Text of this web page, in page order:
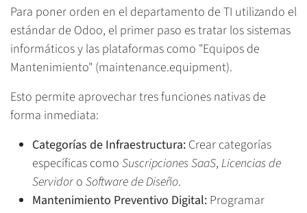
Para poner orden en el departamento de TI utilizando el
estándar de Odoo, el primer paso es tratar los sistemas
informáticos y las plataformas como "Equipos de
Mantenimiento" (maintenance.equipment).
Esto permite aprovechar tres funciones nativas de
forma inmediata:
Categorías de Infraestructura: Crear categorías
específicas como Suscripciones SaaS, Licencias de
Servidoro Software de Diseño.
Mantenimiento Preventivo Digital: Programar